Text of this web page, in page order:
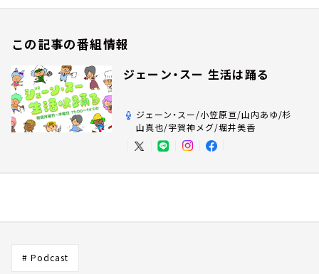
この記事の番組情報
ジェーン・スー 生活は踊る
ジェーン・スー/小笠原亘/山内あゆ/杉
山真也/宇賀神メグ/堀井美香
# Podcast